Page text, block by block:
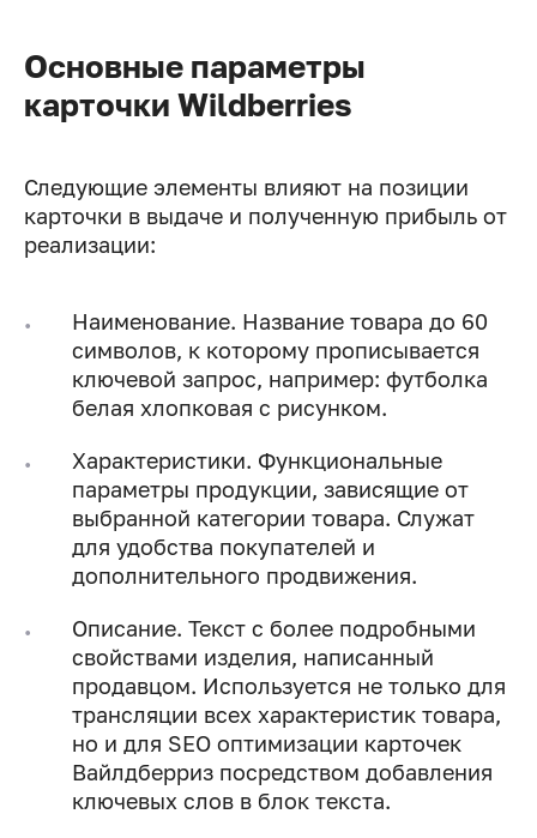
Основные параметры
карточки Wildberries
Следующие элементы влияют на позиции
карточки в выдаче и полученную прибыль от
реализации:
Наименование. Название товара до 60
символов, к которому прописывается
ключевой запрос, например: футболка
белая хлопковая с рисунком.
Характеристики. Функциональные
параметры продукции, зависящие от
выбранной категории товара. Служат
для удобства покупателей и
дополнительного продвижения.
Описание. Текст с более подробными
свойствами изделия, написанный
продавцом. Используется не только для
трансляции всех характеристик товара,
но и для SEO оптимизации карточек
Вайлдберриз посредством добавления
ключевых слов в блок текста.